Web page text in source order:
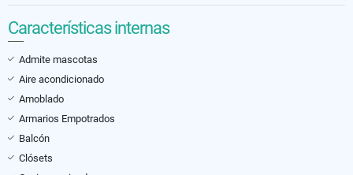
Características internas
Admite mascotas
Aire acondicionado
Amoblado
Armarios Empotrados
Balcón
Clósets